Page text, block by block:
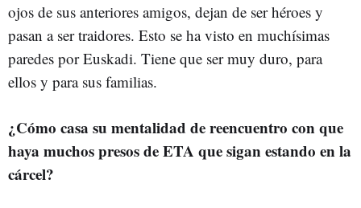
ojos de sus anteriores amigos, dejan de ser héroes y
pasan a ser traidores. Esto se ha visto en muchísimas
paredes por Euskadi. Tiene que ser muy duro, para
ellos y para sus familias.
¿Cómo casa su mentalidad de reencuentro con que
haya muchos presos de ETA que sigan estando en la
cárcel?